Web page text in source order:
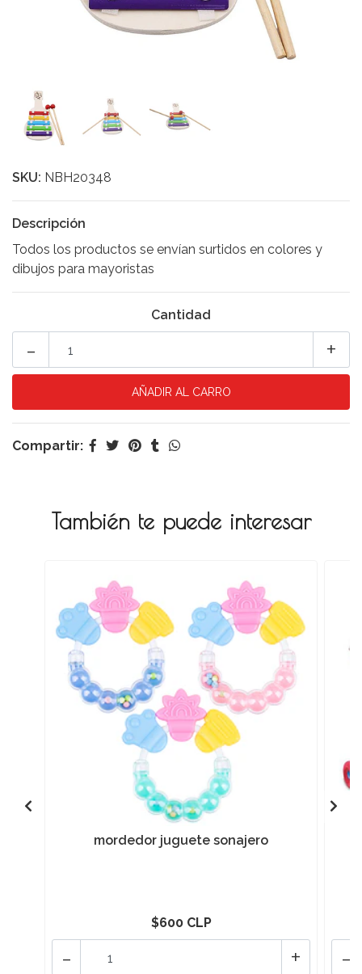
SKU: NBH20348
Descripción
Todos los productos se envían surtidos en colores y
dibujos para mayoristas
Cantidad
+
-
Compartir:
También te puede interesar
mordedor juguete sonajero
$600 CLP
+
- -